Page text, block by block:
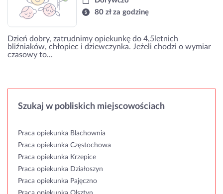
80 zł za godzinę
Dzień dobry, zatrudnimy opiekunkę do 4,5letnich
bliźniaków, chłopiec i dziewczynka. Jeżeli chodzi o wymiar
czasowy to...
Szukaj w pobliskich miejscowościach
Praca opiekunka Blachownia
Praca opiekunka Częstochowa
Praca opiekunka Krzepice
Praca opiekunka Działoszyn
Praca opiekunka Pajęczno